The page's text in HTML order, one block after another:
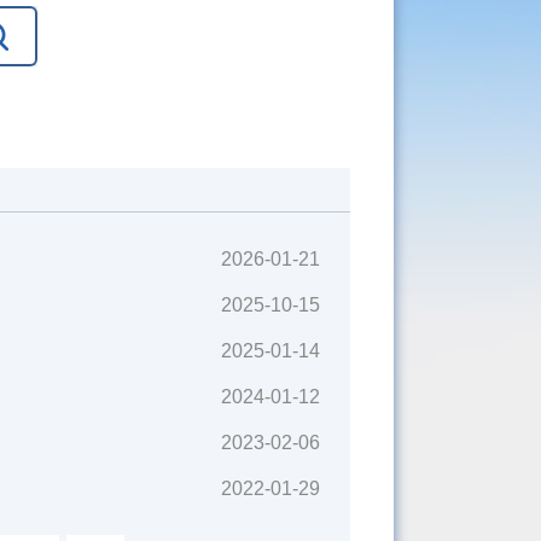
2026-01-21
2025-10-15
2025-01-14
2024-01-12
2023-02-06
2022-01-29